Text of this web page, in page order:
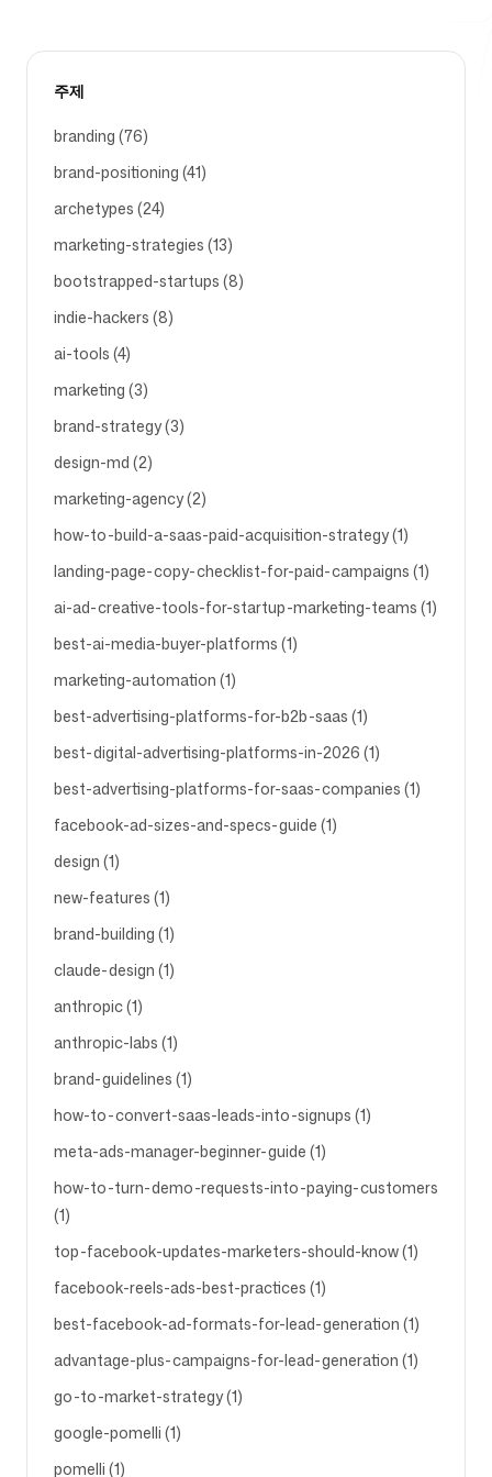
무료 도구
자주 묻는 질문
문의하기
로그인 회원가입
주제
branding (76)
brand-positioning (41)
archetypes (24)
marketing-strategies (13)
bootstrapped-startups (8)
indie-hackers (8)
ai-tools (4)
marketing (3)
brand-strategy (3)
design-md (2)
marketing-agency (2)
how-to-build-a-saas-paid-acquisition-strategy (1)
landing-page-copy-checklist-for-paid-campaigns (1)
ai-ad-creative-tools-for-startup-marketing-teams (1)
best-ai-media-buyer-platforms (1)
marketing-automation (1)
best-advertising-platforms-for-b2b-saas (1)
best-digital-advertising-platforms-in-2026 (1)
best-advertising-platforms-for-saas-companies (1)
facebook-ad-sizes-and-specs-guide (1)
design (1)
new-features (1)
brand-building (1)
claude-design (1)
anthropic (1)
anthropic-labs (1)
brand-guidelines (1)
how-to-convert-saas-leads-into-signups (1)
meta-ads-manager-beginner-guide (1)
how-to-turn-demo-requests-into-paying-customers
(1)
top-facebook-updates-marketers-should-know (1)
facebook-reels-ads-best-practices (1)
best-facebook-ad-formats-for-lead-generation (1)
advantage-plus-campaigns-for-lead-generation (1)
go-to-market-strategy (1)
google-pomelli (1)
pomelli (1)